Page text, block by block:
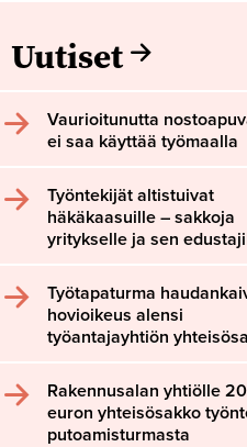
Uutiset
Vaurioitunutta
ei saa käyttää työmaalla
Työntekijät altistuivat
häkäkaasuille – sakkoja
yritykselle ja sen
Työtapaturma
hovioikeus alensi
työantajayhtiön
Rakennusalan yhtiölle
euron yhteisösakko
putoamisturmasta